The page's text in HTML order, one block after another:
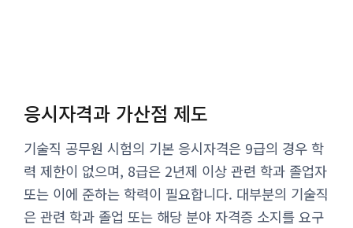
응시자격과 가산점 제도
기술직 공무원 시험의 기본 응시자격은 9급의 경우 학
력 제한이 없으며, 8급은 2년제 이상 관련 학과 졸업자
또는 이에 준하는 학력이 필요합니다. 대부분의 기술직
은 관련 학과 졸업 또는 해당 분야 자격증 소지를 요구